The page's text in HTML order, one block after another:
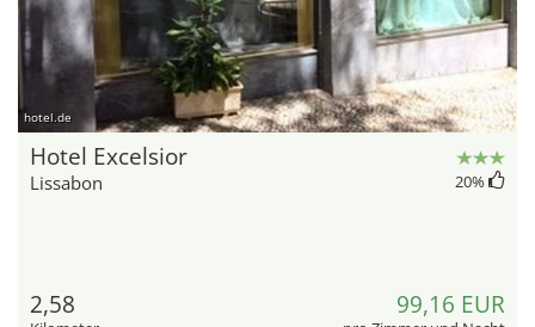
hotel.de
Hotel Excelsior
Lissabon 20%
2,58 99,16 EUR